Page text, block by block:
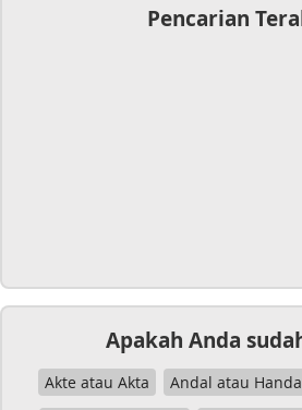
Pencarian
Apakah Anda
Akte atau Akta Andal atau